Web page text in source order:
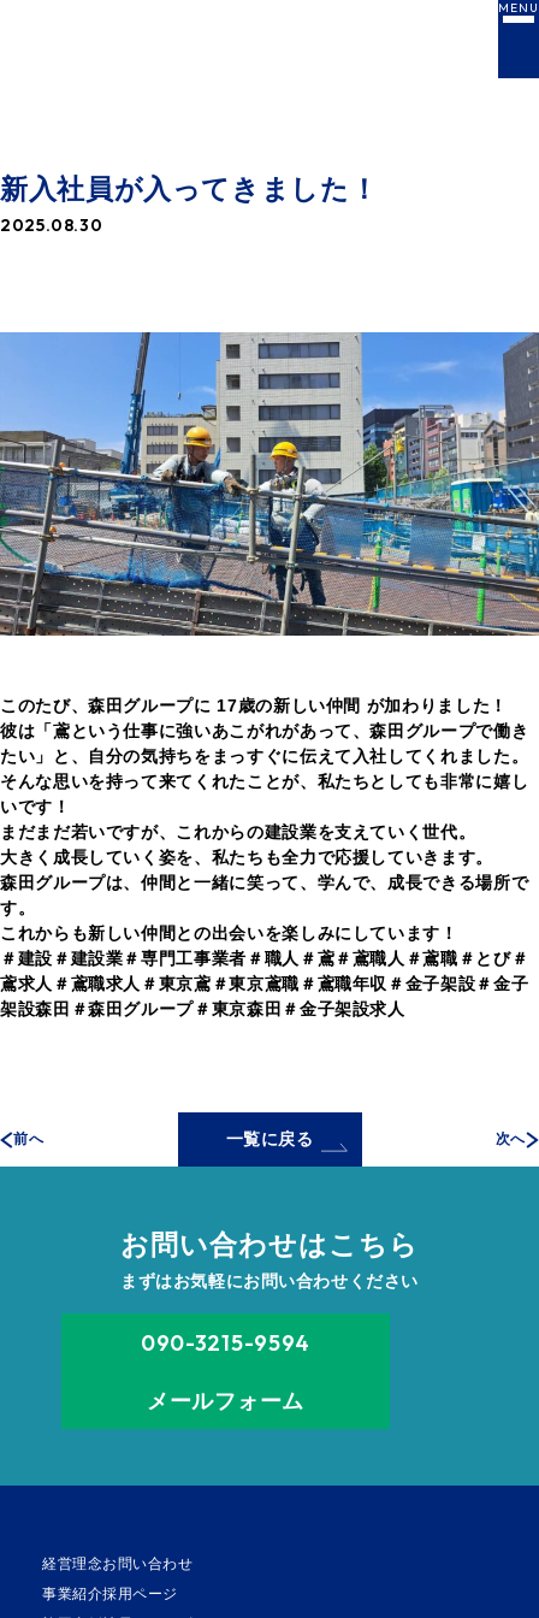
MENU
新入社員が入ってきました！
2025.08.30
このたび、森田グループに 17歳の新しい仲間 が加わりました！
彼は「鳶という仕事に強いあこがれがあって、森田グループで働き
たい」と、自分の気持ちをまっすぐに伝えて入社してくれました。
そんな思いを持って来てくれたことが、私たちとしても非常に嬉し
いです！
まだまだ若いですが、これからの建設業を支えていく世代。
大きく成長していく姿を、私たちも全力で応援していきます。
森田グループは、仲間と一緒に笑って、学んで、成長できる場所で
す。
これからも新しい仲間との出会いを楽しみにしています！
＃建設＃建設業＃専門工事業者＃職人＃鳶＃鳶職人＃鳶職＃とび＃
鳶求人＃鳶職求人＃東京鳶＃東京鳶職＃鳶職年収＃金子架設＃金子
架設森田＃森田グループ＃東京森田＃金子架設求人
前へ 一覧に戻る 次へ
お問い合わせはこちら
まずはお気軽にお問い合わせください
090-3215-9594
メールフォーム
経営理念
事業紹介
お問い合わせ
採用ページ